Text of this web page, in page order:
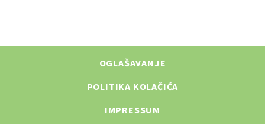
OGLAŠAVANJE
POLITIKA KOLAČIĆA
IMPRESSUM